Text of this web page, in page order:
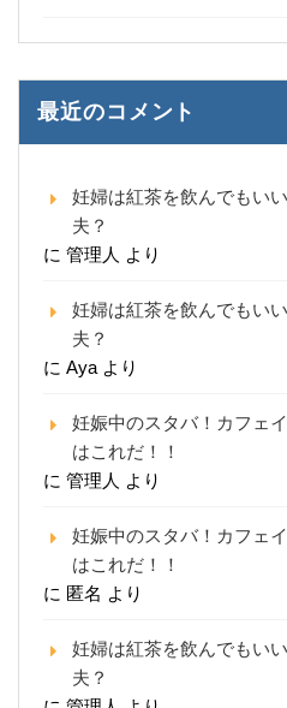
最近のコメント
妊婦は紅茶を飲んでもい
夫？
に 管理人 より
妊婦は紅茶を飲んでもい
夫？
に Aya より
妊娠中のスタバ！カフェ
はこれだ！！
に 管理人 より
妊娠中のスタバ！カフェ
はこれだ！！
に 匿名 より
妊婦は紅茶を飲んでもい
夫？